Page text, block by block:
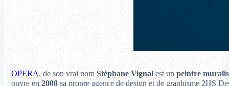
OPERA, de son vrai nom Stéphane Vignalest un peintre
ouvre en 2008sa propre agence de design et de graphisme 2HS